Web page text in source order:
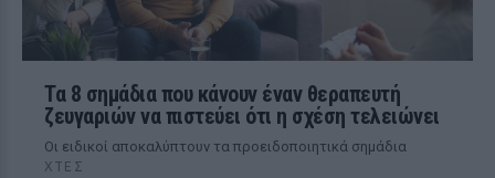
Τα 8 σημάδια που κάνουν έναν θεραπευτή
ζευγαριών να πιστεύει ότι η σχέση τελειώνει
Οι ειδικοί αποκαλύπτουν τα προειδοποιητικά σημάδια
ΧΤΕΣ